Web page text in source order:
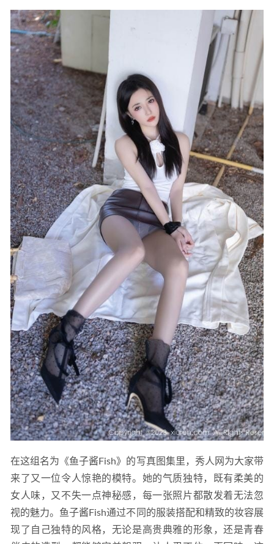
在这组名为《鱼子酱Fish》的写真图集里，秀人网为大家带
来了又一位令人惊艳的模特。她的气质独特，既有柔美的
女人味，又不失一点神秘感，每一张照片都散发着无法忽
视的魅力。鱼子酱Fish通过不同的服装搭配和精致的妆容展
现了自己独特的风格，无论是高贵典雅的形象，还是青春